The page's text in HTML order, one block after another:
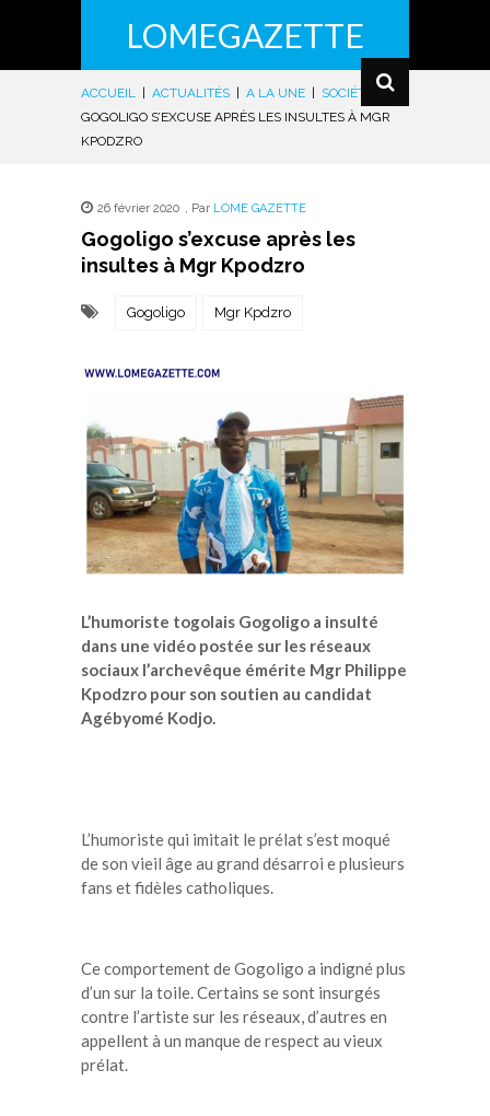
LOMEGAZETTE
ACCUEIL ACTUALITÉS A LA UNE SOCIÉTÉ
|
GOGOLIGO S’EXCUSE APRÈS LES INSULTES À MGR
KPODZRO
26 février 2020 , Par LOME GAZETTE
Gogoligo s’excuse après les
insultes à Mgr Kpodzro
Gogoligo Mgr Kpdzro
L’humoriste togolais Gogoligo a insulté
dans une vidéo postée sur les réseaux
sociaux l’archevêque émérite Mgr Philippe
Kpodzro pour son soutien au candidat
Agébyomé Kodjo.
L’humoriste qui imitait le prélat s’est moqué
de son vieil âge au grand désarroi e plusieurs
fans et fidèles catholiques.
Ce comportement de Gogoligo a indigné plus
d’un sur la toile. Certains se sont insurgés
contre l’artiste sur les réseaux, d’autres en
appellent à un manque de respect au vieux
prélat.